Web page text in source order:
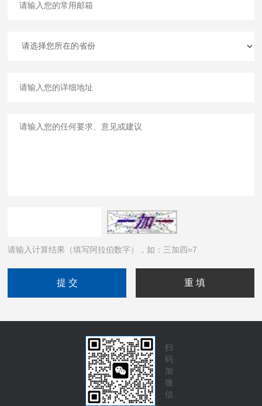
请输入计算结果（填写阿拉伯数字），如：三加四=7
扫
码
加
微
信